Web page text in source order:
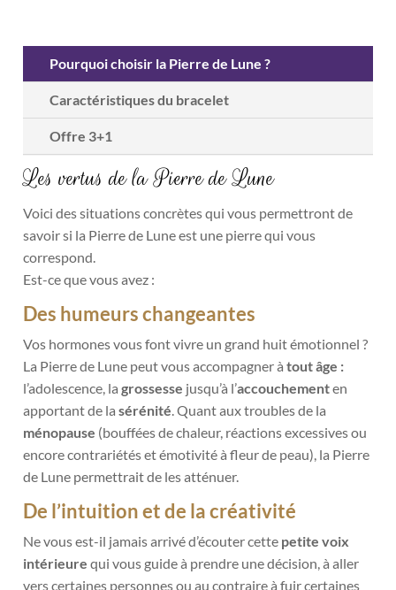
Pourquoi choisir la Pierre de Lune ?
Caractéristiques du bracelet
Offre 3+1
Les vertus de la Pierre de Lune
Voici des situations concrètes qui vous permettront de
savoir si la Pierre de Lune est une pierre qui vous
correspond.
Est-ce que vous avez :
Des humeurs changeantes
Vos hormones vous font vivre un grand huit émotionnel ?
La Pierre de Lune peut vous accompagner àtout âge :
l’adolescence, lagrossesse jusqu’à l’accouchementen
apportant de lasérénité. Quant aux troubles de la
ménopause (bouffées de chaleur, réactions excessives ou
encore contrariétés et émotivité à fleur de peau), la Pierre
de Lune permettrait de les atténuer.
De l’intuition et de la créativité
Ne vous est-il jamais arrivé d’écouter cette petite voix
intérieure qui vous guide à prendre une décision, à aller
vers certaines personnes ou au contraire à fuir certaines